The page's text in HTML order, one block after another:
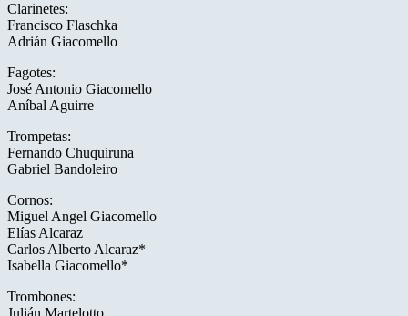
Clarinetes:
Francisco Flaschka
Adrián Giacomello
Fagotes:
José Antonio Giacomello
Aníbal Aguirre
Trompetas:
Fernando Chuquiruna
Gabriel Bandoleiro
Cornos:
Miguel Angel Giacomello
Elías Alcaraz
Carlos Alberto Alcaraz*
Isabella Giacomello*
Trombones: